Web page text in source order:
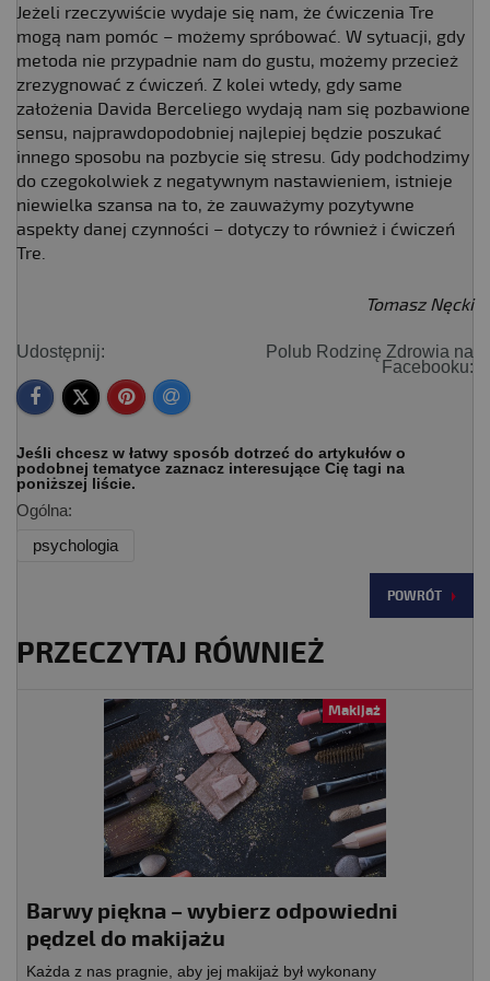
Jeżeli rzeczywiście wydaje się nam, że ćwiczenia Tre
mogą nam pomóc – możemy spróbować. W sytuacji, gdy
metoda nie przypadnie nam do gustu, możemy przecież
zrezygnować z ćwiczeń. Z kolei wtedy, gdy same
założenia Davida Berceliego wydają nam się pozbawione
sensu, najprawdopodobniej najlepiej będzie poszukać
innego sposobu na pozbycie się stresu. Gdy podchodzimy
do czegokolwiek z negatywnym nastawieniem, istnieje
niewielka szansa na to, że zauważymy pozytywne
aspekty danej czynności – dotyczy to również i ćwiczeń
Tre.
Tomasz Nęcki
Udostępnij:
Polub Rodzinę Zdrowia na
Facebooku:
Jeśli chcesz w łatwy sposób dotrzeć do artykułów o
podobnej tematyce zaznacz interesujące Cię tagi na
poniższej liście.
Ogólna:
psychologia
POWRÓT
PRZECZYTAJ RÓWNIEŻ
Makijaż
Barwy piękna – wybierz odpowiedni
pędzel do makijażu
Każda z nas pragnie, aby jej makijaż był wykonany